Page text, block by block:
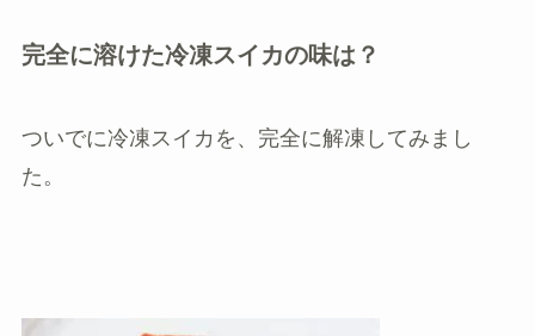
完全に溶けた冷凍スイカの味は？
ついでに冷凍スイカを、完全に解凍してみまし
た。